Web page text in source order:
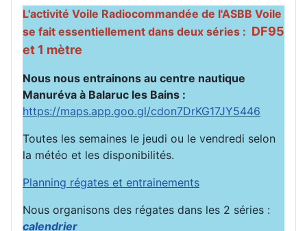
L'activité Voile Radiocommandée de l'ASBB Voile
se fait essentiellement dans deux séries : DF95
et 1 mètre
Nous nous entrainons au centre nautique
Manuréva à Balaruc les Bains :
https://maps.app.goo.gl/cdon7DrKG17JY5446
Toutes les semaines le jeudi ou le vendredi selon
la météo et les disponibilités.
Planning régates et entrainements
Nous organisons des régates dans les 2 séries :
calendrier